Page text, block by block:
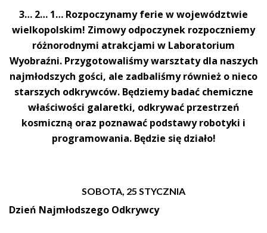
3… 2… 1… Rozpoczynamy ferie w województwie
wielkopolskim! Zimowy odpoczynek rozpoczniemy
różnorodnymi atrakcjami w Laboratorium
Wyobraźni. Przygotowaliśmy warsztaty dla naszych
najmłodszych gości, ale zadbaliśmy również o nieco
starszych odkrywców. Będziemy badać chemiczne
właściwości galaretki, odkrywać przestrzeń
kosmiczną oraz poznawać podstawy robotyki i
programowania. Będzie się działo!
SOBOTA, 25 STYCZNIA
Dzień Najmłodszego Odkrywcy